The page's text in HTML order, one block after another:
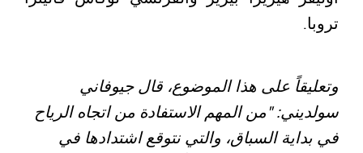
تروبا.
وتعليقاً على هذا الموضوع، قال جيوفاني
سولديني: "من المهم الاستفادة من اتجاه الرياح
في بداية السباق، والتي نتوقع اشتدادها في